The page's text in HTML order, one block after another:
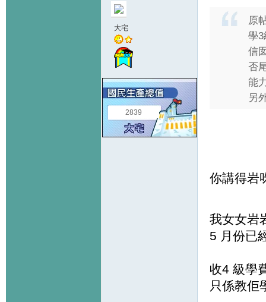
大宅
2839
原
學3
信
否
能
另
你講得岩
我女女岩
5 月份已
收4 級學
只係教佢